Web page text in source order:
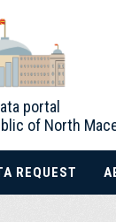
portal
of North
REQUEST